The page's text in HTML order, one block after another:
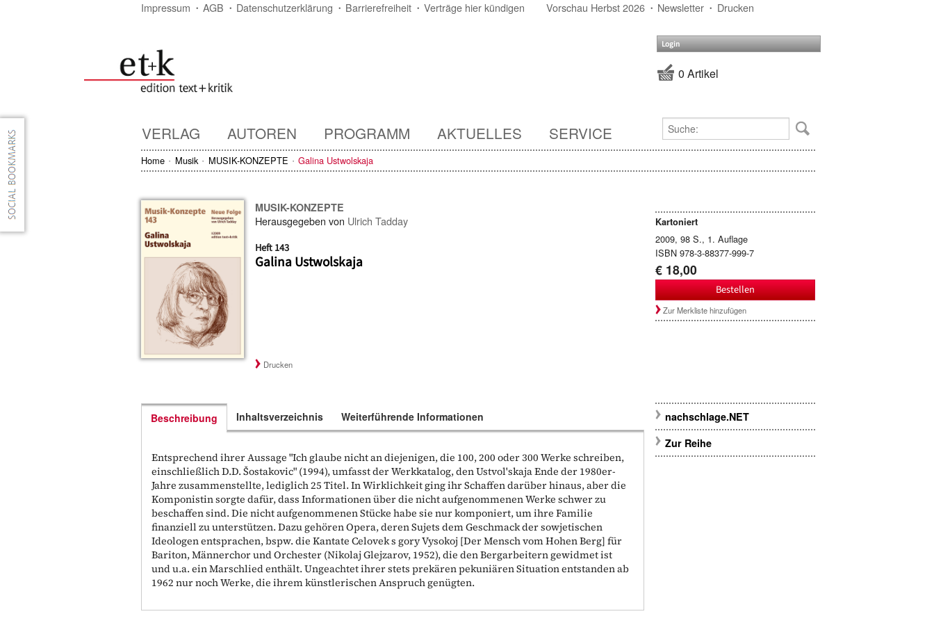
Impressum AGB Datenschutzerklärung Barrierefreiheit Verträge hier kündigen Vorschau Herbst 2026 Newsletter Drucken
Login
0 Artikel
VERLAG AUTOREN PROGRAMM AKTUELLES SERVICE
Home Musik MUSIK-KONZEPTE Galina Ustwolskaja
MUSIK-KONZEPTE
Herausgegeben von Ulrich Tadday
Heft 143
Galina Ustwolskaja
Kartoniert
2009, 98 S., 1. Auflage
ISBN 978-3-88377-999-7
€ 18,00
Bestellen
Zur Merkliste hinzufügen
Drucken
Beschreibung
Entsprechend ihrer Aussage "Ich glaube nicht an diejenigen, die 100, 200 oder 300 Werke schreiben,
einschließlich D.D. Šostakovic" (1994), umfasst der Werkkatalog, den Ustvol'skaja Ende der 1980er-
Jahre zusammenstellte, lediglich 25 Titel. In Wirklichkeit ging ihr Schaffen darüber hinaus, aber die
Komponistin sorgte dafür, dass Informationen über die nicht aufgenommenen Werke schwer zu
beschaffen sind. Die nicht aufgenommenen Stücke habe sie nur komponiert, um ihre Familie
finanziell zu unterstützen. Dazu gehören Opera, deren Sujets dem Geschmack der sowjetischen
Ideologen entsprachen, bspw. die Kantate Celovek s gory Vysokoj [Der Mensch vom Hohen Berg] für
Bariton, Männerchor und Orchester (Nikolaj Glejzarov, 1952), die den Bergarbeitern gewidmet ist
und u.a. ein Marschlied enthält. Ungeachtet ihrer stets prekären pekuniären Situation entstanden ab
1962 nur noch Werke, die ihrem künstlerischen Anspruch genügten.
Inhaltsverzeichnis Weiterführende Informationen
nachschlage.NET
Zur Reihe